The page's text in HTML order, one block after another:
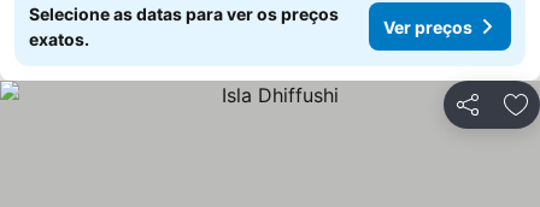
Selecione as datas para ver os preços
exatos.
Ver preços
Partilhar